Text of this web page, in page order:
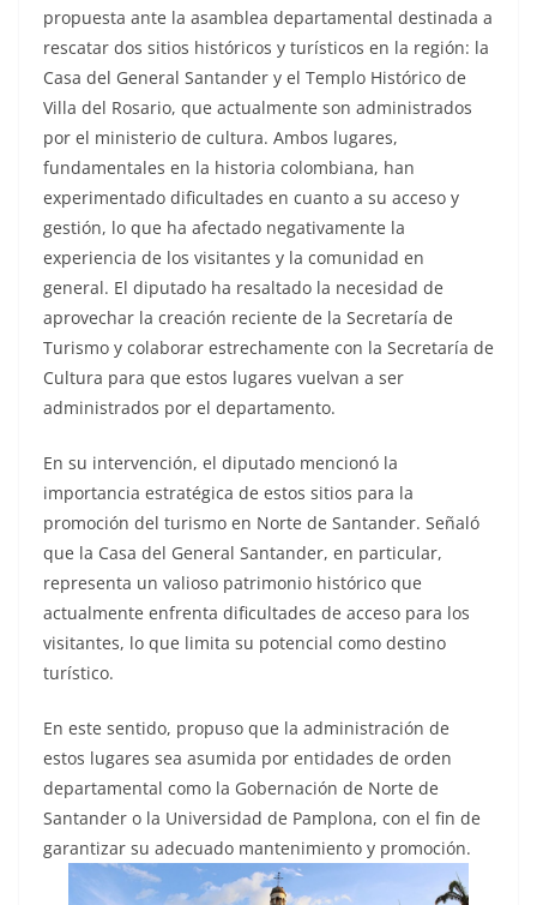
propuesta ante la asamblea departamental destinada a
rescatar dos sitios históricos y turísticos en la región: la
Casa del General Santander y el Templo Histórico de
Villa del Rosario, que actualmente son administrados
por el ministerio de cultura. Ambos lugares,
fundamentales en la historia colombiana, han
experimentado dificultades en cuanto a su acceso y
gestión, lo que ha afectado negativamente la
experiencia de los visitantes y la comunidad en
general. El diputado ha resaltado la necesidad de
aprovechar la creación reciente de la Secretaría de
Turismo y colaborar estrechamente con la Secretaría de
Cultura para que estos lugares vuelvan a ser
administrados por el departamento.
En su intervención, el diputado mencionó la
importancia estratégica de estos sitios para la
promoción del turismo en Norte de Santander. Señaló
que la Casa del General Santander, en particular,
representa un valioso patrimonio histórico que
actualmente enfrenta dificultades de acceso para los
visitantes, lo que limita su potencial como destino
turístico.
En este sentido, propuso que la administración de
estos lugares sea asumida por entidades de orden
departamental como la Gobernación de Norte de
Santander o la Universidad de Pamplona, con el fin de
garantizar su adecuado mantenimiento y promoción.